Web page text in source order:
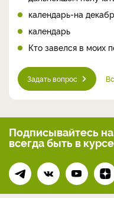
календарь-на
календарь
Кто завелся в моих
Задать вопрос
Подписывайтесь
всегдабыть в